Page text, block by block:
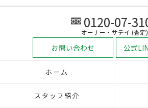
0120-07-
オーナー・サテイ (査定)
お問い合わせ 公式
ホーム
スタッフ紹介